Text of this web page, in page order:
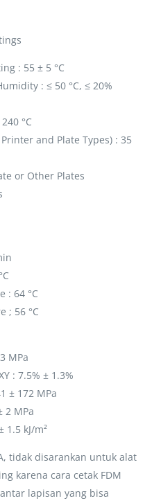
: 55 ± 5 °C
: ≤ 50 °C, ≤ 20%
°C
and Plate Types) : 35
or Other Plates
: 64 °C
; 56 °C
MPa
: 7.5% ± 1.3%
± 172 MPa
2 MPa
1.5 kJ/m²
tidak disarankan untuk alat
karena cara cetak FDM
lapisan yang bisa